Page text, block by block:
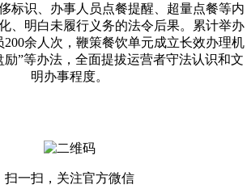
标识、办事人员点餐提醒、超量点餐等内
、明白未履行义务的法令后果。累计举办
余人次，鞭策餐饮单元成立长效办理机
励”等办法，全面提拔运营者守法认识和文
明办事程度。
扫一扫，关注官方微信